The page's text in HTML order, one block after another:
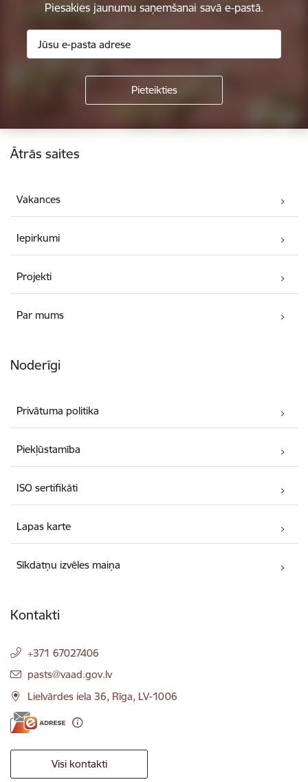
Piesakies jaunumu saņemšanai savā e-pastā.
Kājene
Ātrās saites
Vakances
Iepirkumi
Projekti
Par mums
Noderīgi
Privātuma politika
Piekļūstamība
ISO sertifikāti
Lapas karte
Sīkdatņu izvēles maiņa
Kontakti
+371 67027406
E-pasts:
pasts@vaad.gov.lv
Lielvārdes iela 36, Rīga, LV-1006
Visi kontakti